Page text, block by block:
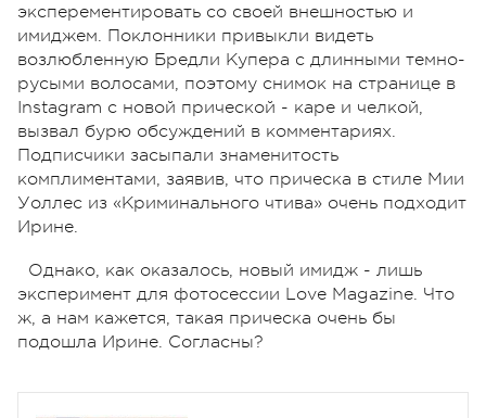
эксперементировать со своей внешностью и
имиджем. Поклонники привыкли видеть
возлюбленную Бредли Купера с длинными темно-
русыми волосами, поэтому снимок на странице в
Instagram с новой прической - каре и челкой,
вызвал бурю обсуждений в комментариях.
Подписчики засыпали знаменитость
комплиментами, заявив, что прическа в стиле Мии
Уоллес из «Криминального чтива» очень подходит
Ирине.
Однако, как оказалось, новый имидж - лишь
эксперимент для фотосессии Love Magazine. Что
ж, а нам кажется, такая прическа очень бы
подошла Ирине. Согласны?